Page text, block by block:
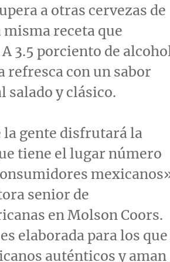
a otras cervezas de
receta que
3.5 porciento de
refresca con un sabor
y clásico.
la gente disfrutará la
tiene el lugar número
senior de
en Molson Coors.
elaborada para los que
auténticos y aman